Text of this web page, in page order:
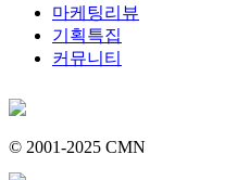
마케팅리뷰
기획특집
커뮤니티
© 2001-2025 CMN